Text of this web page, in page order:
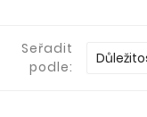
Seřadit
podle: